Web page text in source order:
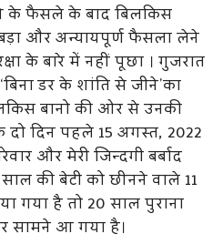
के फैसले के बाद बिलकिस
और अन्यायपूर्ण फैसला लेने
के बारे में नहीं पूछा । गुजरात
डर के शांति से जीने’का
बानो की ओर से उनकी
दिन पहले 15 अगस्त, 2022
और मेरी जिन्दगी बर्बाद
की बेटी को छीनने वाले 11
गया है तो 20 साल पुराना
सामने आ गया है।